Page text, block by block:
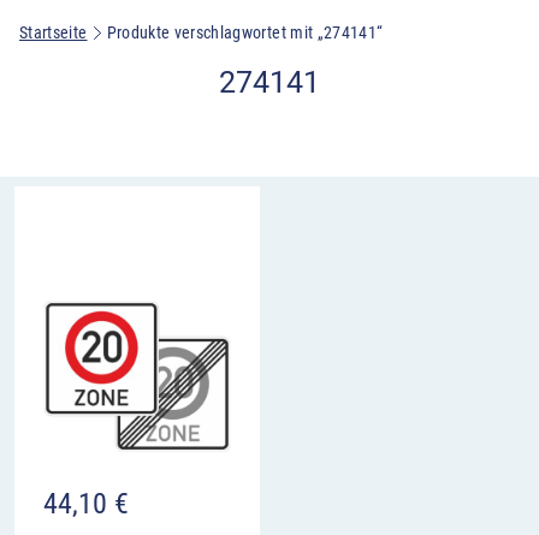
Startseite Produkte verschlagwortet mit „274141“
274141
44,10 €